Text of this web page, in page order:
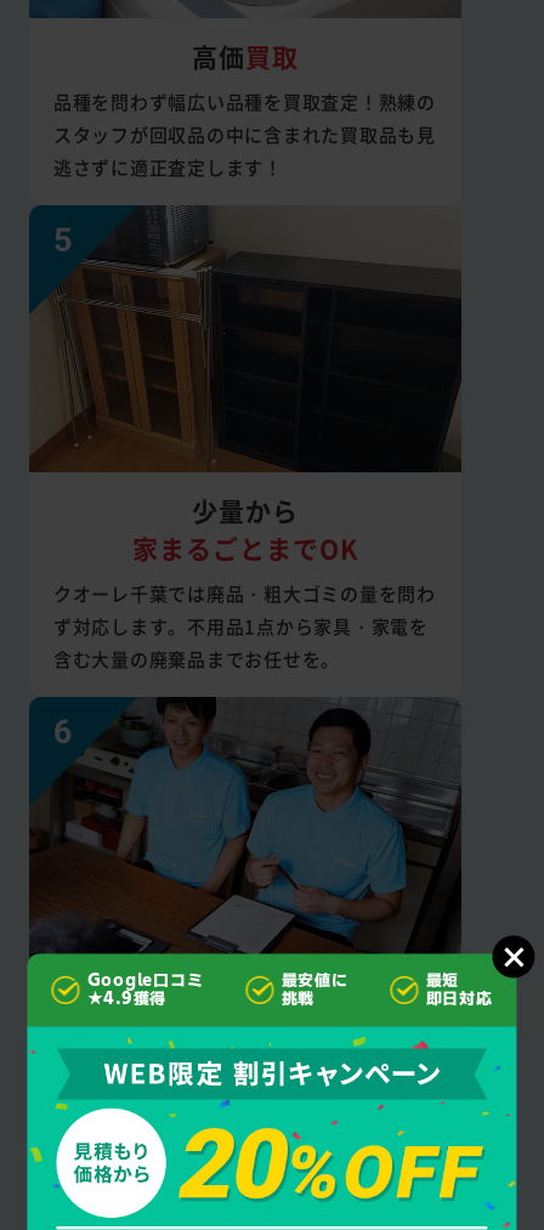
高価買取
品種を問わず幅広い品種を買取査定！熟練の
スタッフが回収品の中に含まれた買取品も見
逃さずに適正査定します！
少量から
家まるごとまでOK
クオーレ千葉では廃品・粗大ゴミの量を問わ
ず対応します。不用品1点から家具・家電を
含む大量の廃棄品までお任せを。
見積もり後の
追加料金なし
クオーレ千葉はご契約成立後にお客様に許可
を得ず作業・料金を追加することは一切あり
ません。安心してお任せください。
Google口コミ
★4.9獲得
最安値に
挑戦
最短
即日対応